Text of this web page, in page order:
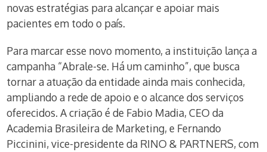
novas estratégias para alcançar e apoiar mais
pacientes em todo o país.
Para marcar esse novo momento, a instituição lança a
campanha “Abrale-se. Há um caminho”, que busca
tornar a atuação da entidade ainda mais conhecida,
ampliando a rede de apoio e o alcance dos serviços
oferecidos. A criação é de Fabio Madia, CEO da
Academia Brasileira de Marketing, e Fernando
Piccinini, vice-presidente da RINO & PARTNERS, com